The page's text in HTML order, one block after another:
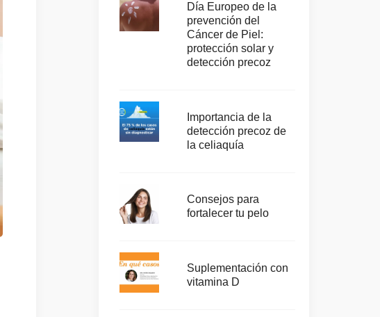
Día Europeo de la
prevención del
Cáncer de Piel:
protección solar y
detección precoz
Importancia de la
detección precoz de
la celiaquía
Consejos para
fortalecer tu pelo
Suplementación con
vitamina D